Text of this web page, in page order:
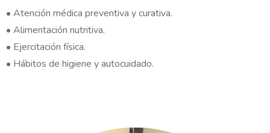
• Atención médica preventiva y curativa.
• Alimentación nutritiva.
• Ejercitación física.
• Hábitos de higiene y autocuidado.